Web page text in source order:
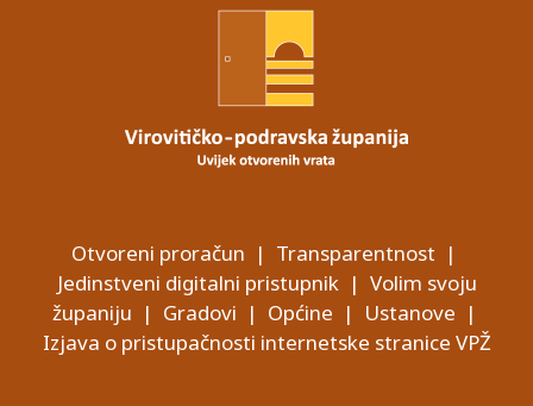
Otvoreni proračun | Transparentnost |
Jedinstveni digitalni pristupnik| Volim svoju
županiju | Gradovi | Općine | Ustanove |
Izjava o pristupačnosti internetske stranice VPŽ